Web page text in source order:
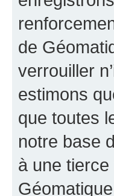
de
verrouiller
estimons
que toutes
notre base
à une